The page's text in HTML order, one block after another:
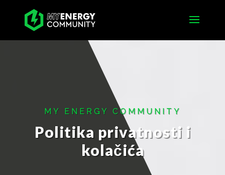
MY ENERGY COMMUNITY
Politika privatnosti i
kolačića